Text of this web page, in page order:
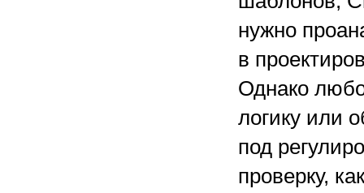
нужно
в
Однако
логику или
под
проверку,